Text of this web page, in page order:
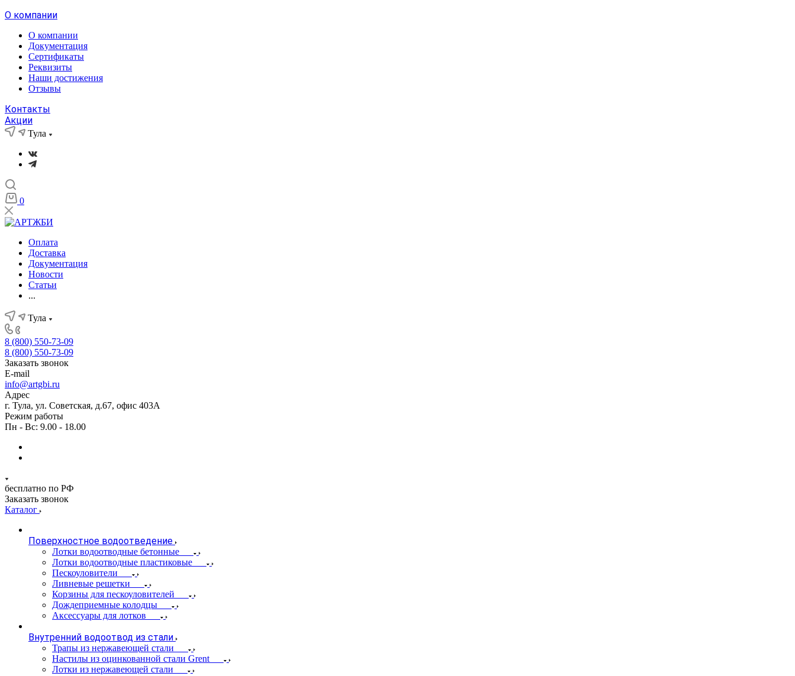
О компании
О компании
Документация
Сертификаты
Реквизиты
Наши достижения
Отзывы
Контакты
Акции
Тула
0
Оплата
Доставка
Документация
Новости
Статьи
...
Тула
8 (800) 550-73-09
8 (800) 550-73-09
Заказать звонок
E-mail
info@artgbi.ru
Адрес
г. Тула, ул. Советская, д.67, офис 403А
Режим работы
Пн - Вс: 9.00 - 18.00
бесплатно по РФ
Заказать звонок
Каталог
Поверхностное водоотведение
Лотки водоотводные бетонные
Лотки водоотводные пластиковые
Пескоуловители
Ливневые решетки
Корзины для пескоуловителей
Дождеприемные колодцы
Аксессуары для лотков
Внутренний водоотвод из стали
Трапы из нержавеющей стали
Настилы из оцинкованной стали Grent
Лотки из нержавеющей стали